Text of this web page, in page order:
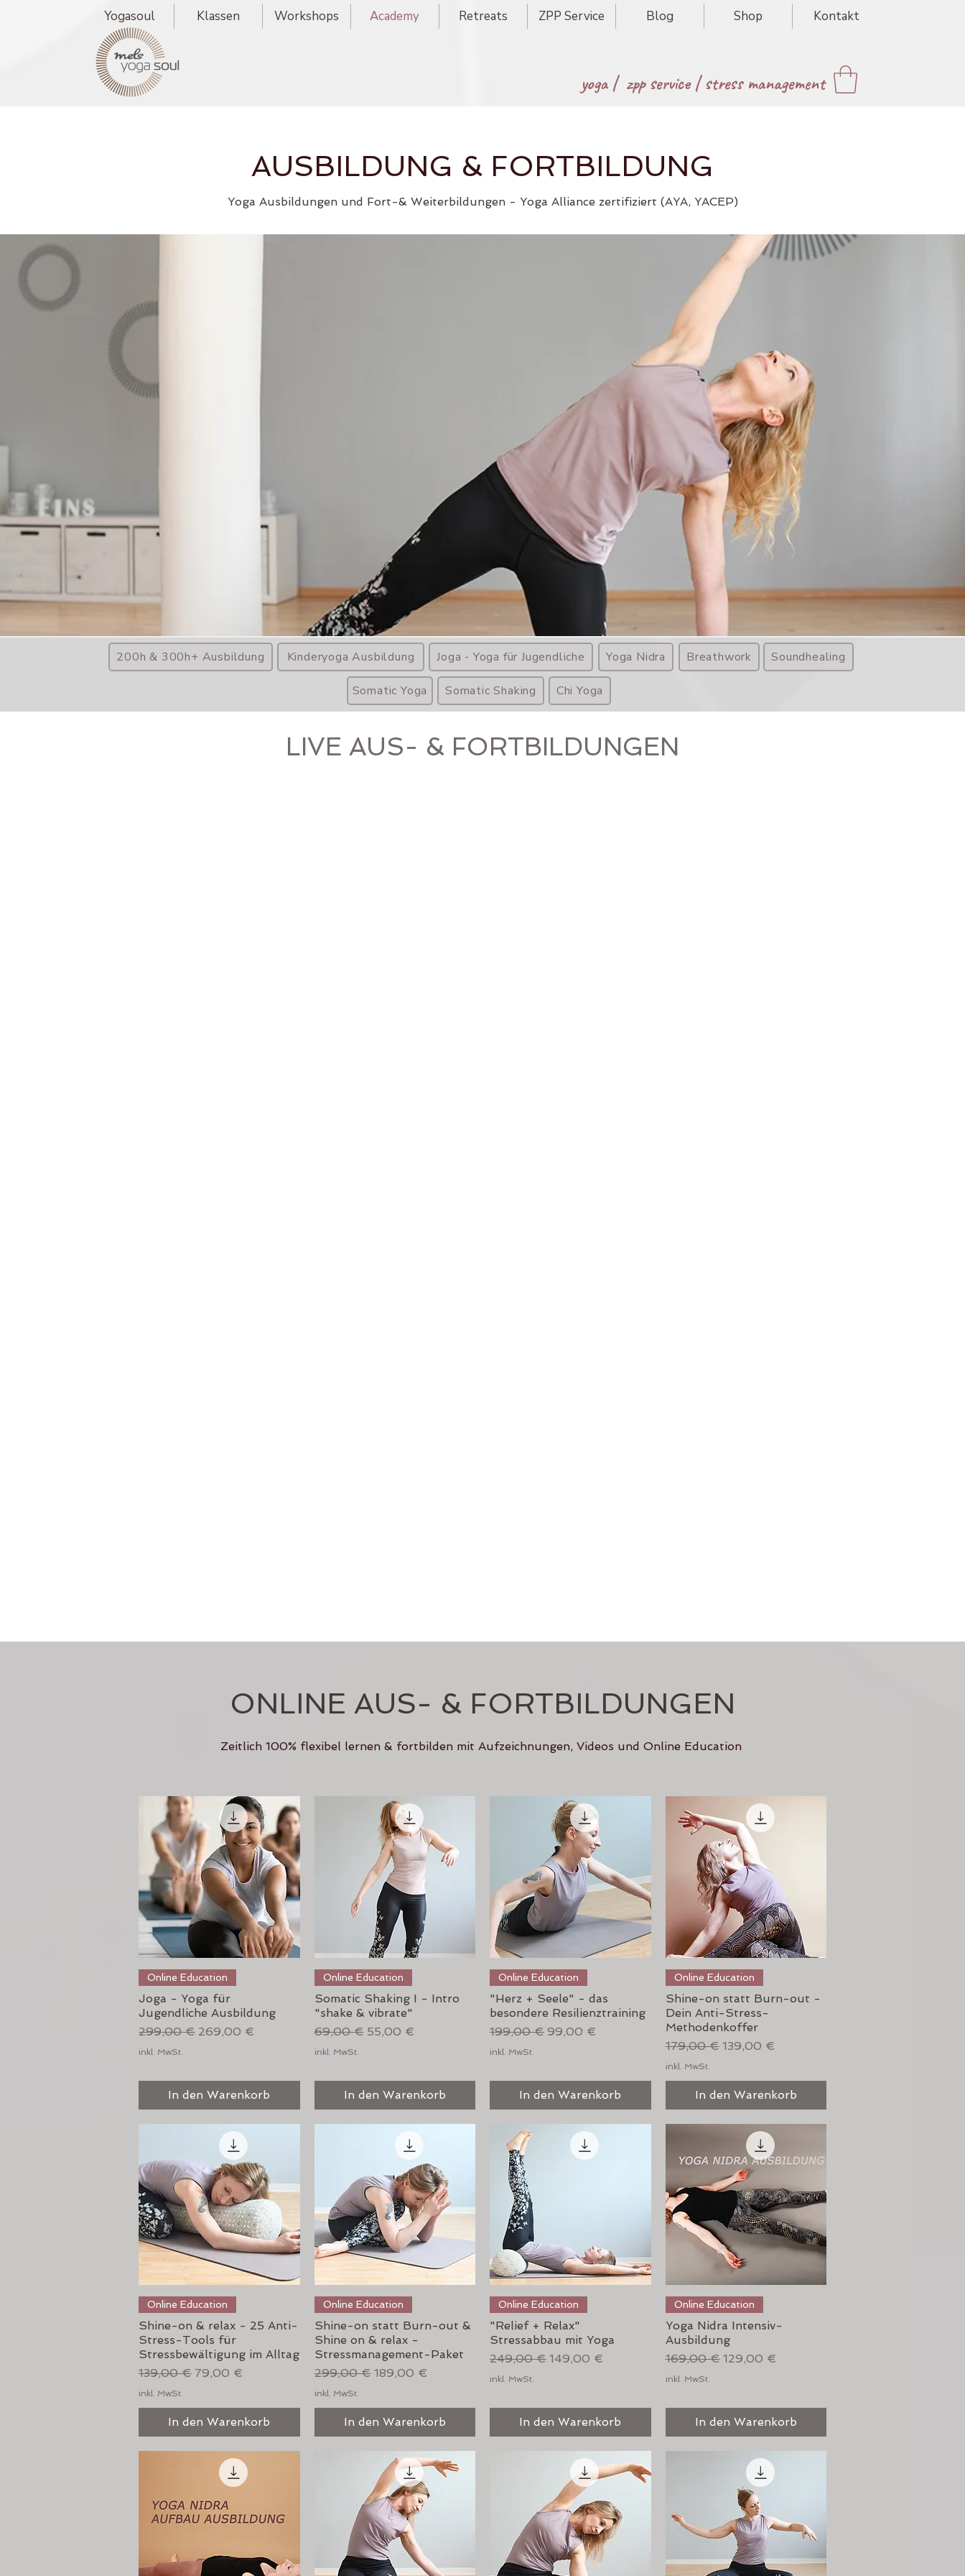
Yogasoul Klassen Workshops Academy Retreats ZPP Service Blog Shop Kontakt
yoga | zpp service|stress management
AUSBILDUNG & FORTBILDUNG
Yoga Ausbildungen und Fort-& Weiterbildungen - Yoga Alliance zertifiziert (AYA, YACEP)
200h & 300h+ Ausbildung Kinderyoga Ausbildung Joga - Yoga für Jugendliche Yoga Nidra Breathwork Soundhealing
Somatic Yoga Somatic Shaking Chi Yoga
LIVE AUS- & FORTBILDUNGEN
ONLINE AUS- & FORTBILDUNGEN
Zeitlich 100% flexibel lernen & fortbilden mit Aufzeichnungen, Videos und Online Education
Schnellansicht
Online Education
Joga - Yoga für
Jugendliche Ausbildung
Standardpreis
299,00 € Sale-Preis
269,00 €
inkl. MwSt.
In den Warenkorb
Schnellansicht
Online Education
Somatic Shaking I - Intro
"shake & vibrate"
Standardpreis
69,00 € Sale-Preis
55,00 €
inkl. MwSt.
In den Warenkorb
Schnellansicht
Online Education
"Herz + Seele" - das
besondere Resilienztraining
Standardpreis
199,00 € Sale-Preis
99,00 €
inkl. MwSt.
In den Warenkorb
Schnellansicht
Online Education
Shine-on statt Burn-out -
Dein Anti-Stress-
Methodenkoffer
Standardpreis
179,00 € Sale-Preis
139,00 €
inkl. MwSt.
In den Warenkorb
Schnellansicht
Online Education
Shine-on & relax - 25 Anti-
Stress-Tools für
Stressbewältigung im Alltag
Standardpreis
139,00 € Sale-Preis
79,00 €
inkl. MwSt.
In den Warenkorb
Schnellansicht
Online Education
Shine-on statt Burn-out &
Shine on & relax -
Stressmanagement-Paket
Standardpreis
299,00 € Sale-Preis
189,00 €
inkl. MwSt.
In den Warenkorb
Schnellansicht
Online Education
"Relief + Relax"
Stressabbau mit Yoga
Standardpreis
249,00 € Sale-Preis
149,00 €
inkl. MwSt.
In den Warenkorb
Schnellansicht
Online Education
Yoga Nidra Intensiv-
Ausbildung
Standardpreis
169,00 € Sale-Preis
129,00 €
inkl. MwSt.
In den Warenkorb